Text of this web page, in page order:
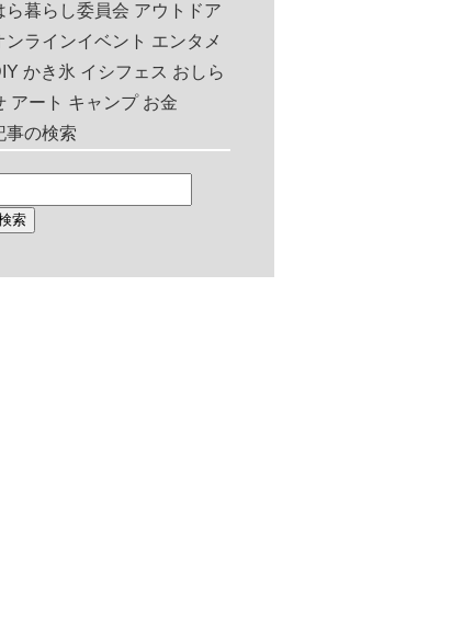
ら暮らし委員会 アウトドア
ンラインイベント エンタメ
かき氷 イシフェス おしら
アート キャンプ お金
事の検索